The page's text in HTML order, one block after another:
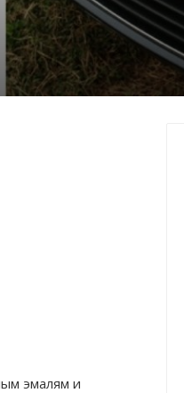
эмалям и